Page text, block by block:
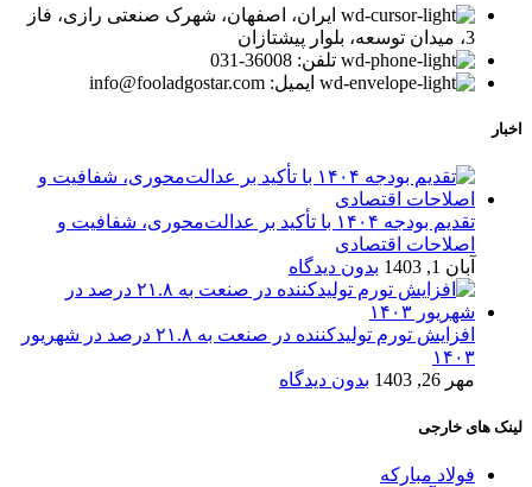
ایران، اصفهان، شهرک صنعتی رازی، فاز
3، میدان توسعه، بلوار پیشتازان
تلفن: 36008-031
ایمیل: info@fooladgostar.com
اخبار
تقدیم بودجه ۱۴۰۴ با تأکید بر عدالت‌محوری، شفافیت و
اصلاحات اقتصادی
آبان 1, 1403
بدون دیدگاه
افزایش تورم تولیدکننده در صنعت به ۲۱.۸ درصد در شهریور
۱۴۰۳
مهر 26, 1403
بدون دیدگاه
لینک های خارجی
فولاد مبارکه